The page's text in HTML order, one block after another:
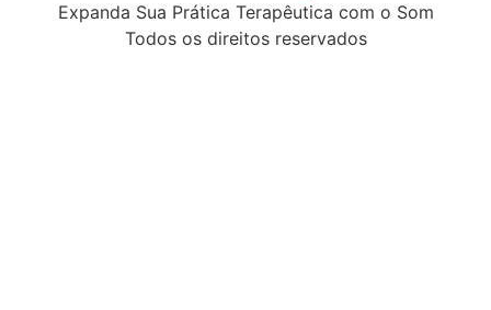
Expanda Sua Prática Terapêutica com o Som
Todos os direitos reservados